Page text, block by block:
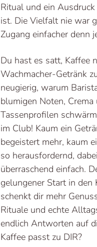
Ritual und ein
ist. Die Vielfalt nie war
Zugang einfacher denn
Du hast es satt, Kaffee
Wachmacher-Getränk
neugierig, warum
blumigen Noten, Crema
Tassenprofilen
im Club! Kaum ein
begeistert mehr, kaum
so herausfordernd,
überraschend einfach.
gelungener Start in den
schenkt dir mehr
Rituale und echte
endlich Antworten auf
Kaffee passt zu DIR?